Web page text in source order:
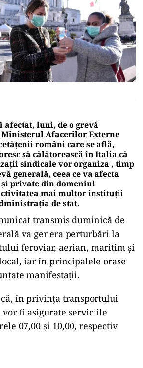
luni, de o grevă
Afacerilor Externe
români care se află,
să călătorească în Italia că
sindicale vor organiza , timp
generală, ceea ce va afecta
private din domeniul
mai multor instituţii
de stat.
transmis duminică de
va genera perturbări la
feroviar, aerian, maritim şi
iar în principalele oraşe
manifestaţii.
că, în privinţa transportului
fi asigurate serviciile
07,00 şi 10,00, respectiv